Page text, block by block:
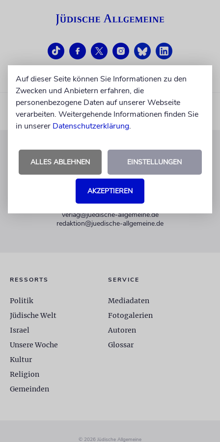
KUNDENSERVICE
+49 30 275833 0
Mo-Do 9-17 Uhr
verlag@juedische-allgemeine.de
redaktion@juedische-allgemeine.de
RESSORTS
Politik
Jüdische Welt
Israel
Unsere Woche
Kultur
Religion
Gemeinden
SERVICE
Mediadaten
Fotogalerien
Autoren
Glossar
© 2026 Jüdische Allgemeine
Auf dieser Seite können Sie Informationen zu den
Zwecken und Anbietern erfahren, die
personenbezogene Daten auf unserer Webseite
verarbeiten. Weitergehende Informationen finden Sie
in unserer Datenschutzerklärung.
ALLES ABLEHNEN EINSTELLUNGEN
AKZEPTIEREN